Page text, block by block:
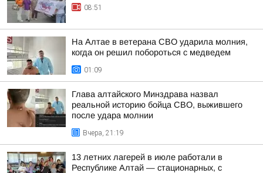
08:51
На Алтае в ветерана СВО ударила молния,
когда он решил побороться с медведем
01:09
Глава алтайского Минздрава назвал
реальной историю бойца СВО, выжившего
после удара молнии
Вчера, 21:19
13 летних лагерей в июле работали в
Республике Алтай — стационарных, с